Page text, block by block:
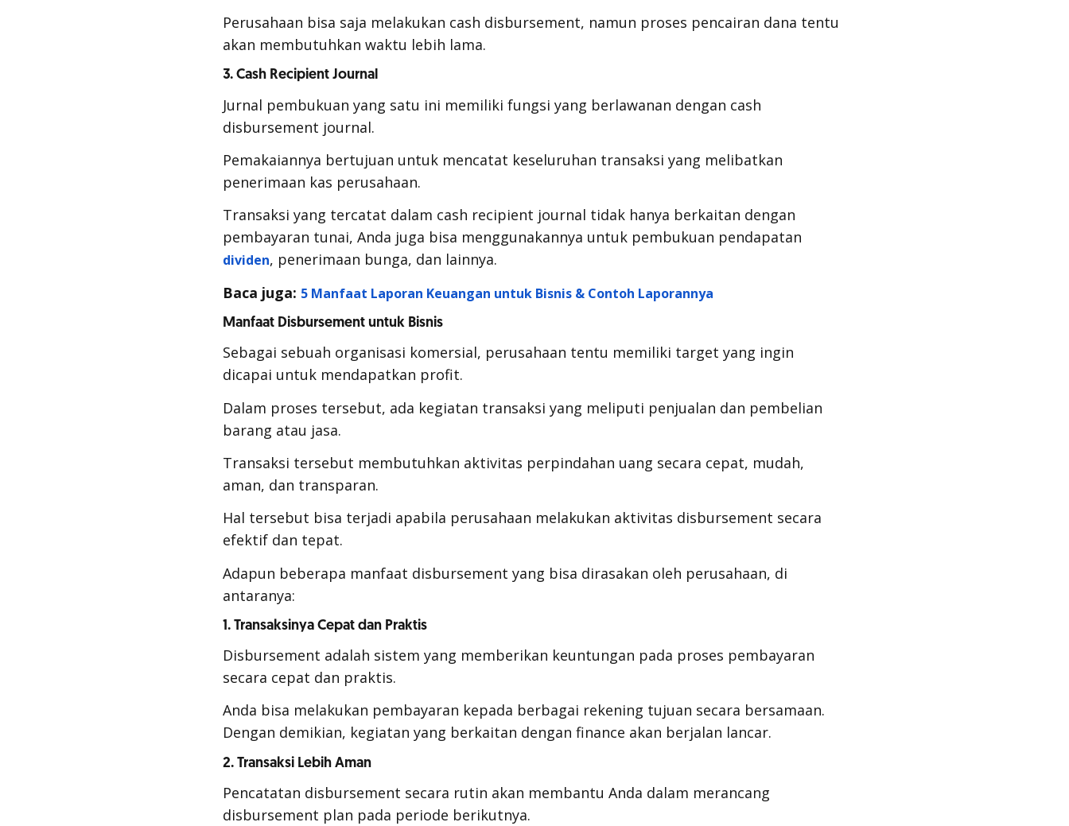
Perusahaan bisa saja melakukan cash disbursement, namun proses pencairan dana tentu
akan membutuhkan waktu lebih lama.
3. Cash Recipient Journal
Jurnal pembukuan yang satu ini memiliki fungsi yang berlawanan dengan cash
disbursement journal.
Pemakaiannya bertujuan untuk mencatat keseluruhan transaksi yang melibatkan
penerimaan kas perusahaan.
Transaksi yang tercatat dalam cash recipient journal tidak hanya berkaitan dengan
pembayaran tunai, Anda juga bisa menggunakannya untuk pembukuan pendapatan
dividen, penerimaan bunga, dan lainnya.
Baca juga: 5 Manfaat Laporan Keuangan untuk Bisnis & Contoh Laporannya
Manfaat Disbursement untuk Bisnis
Sebagai sebuah organisasi komersial, perusahaan tentu memiliki target yang ingin
dicapai untuk mendapatkan profit.
Dalam proses tersebut, ada kegiatan transaksi yang meliputi penjualan dan pembelian
barang atau jasa.
Transaksi tersebut membutuhkan aktivitas perpindahan uang secara cepat, mudah,
aman, dan transparan.
Hal tersebut bisa terjadi apabila perusahaan melakukan aktivitas disbursement secara
efektif dan tepat.
Adapun beberapa manfaat disbursement yang bisa dirasakan oleh perusahaan, di
antaranya:
1. Transaksinya Cepat dan Praktis
Disbursement adalah sistem yang memberikan keuntungan pada proses pembayaran
secara cepat dan praktis.
Anda bisa melakukan pembayaran kepada berbagai rekening tujuan secara bersamaan.
Dengan demikian, kegiatan yang berkaitan dengan finance akan berjalan lancar.
2. Transaksi Lebih Aman
Pencatatan disbursement secara rutin akan membantu Anda dalam merancang
disbursement plan pada periode berikutnya.